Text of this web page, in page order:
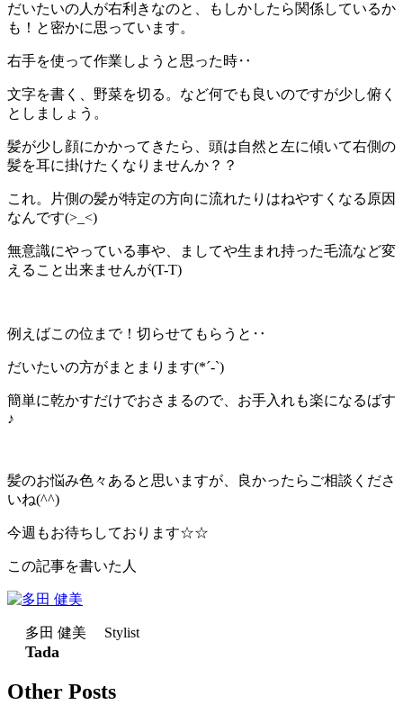
だいたいの人が右利きなのと、もしかしたら関係しているか
も！と密かに思っています。
右手を使って作業しようと思った時‥
文字を書く、野菜を切る。など何でも良いのですが少し俯く
としましょう。
髪が少し顔にかかってきたら、頭は自然と左に傾いて右側の
髪を耳に掛けたくなりませんか？？
これ。片側の髪が特定の方向に流れたりはねやすくなる原因
なんです(>_<)
無意識にやっている事や、ましてや生まれ持った毛流など変
えること出来ませんが(T-T)
例えばこの位まで！切らせてもらうと‥
だいたいの方がまとまります(*´-`)
簡単に乾かすだけでおさまるので、お手入れも楽になるばす
♪
髪のお悩み色々あると思いますが、良かったらご相談くださ
いね(^^)
今週もお待ちしております☆☆
この記事を書いた人
多田 健美 Stylist
Tada
Other Posts